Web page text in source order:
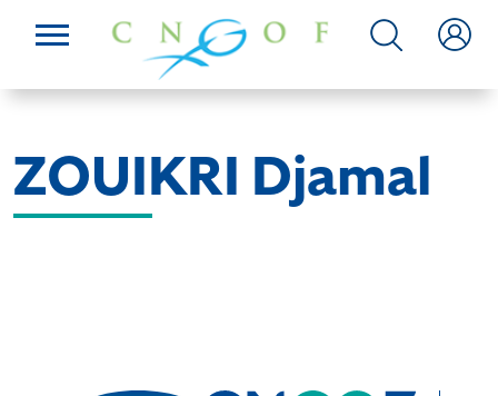
ZOUIKRI Djamal